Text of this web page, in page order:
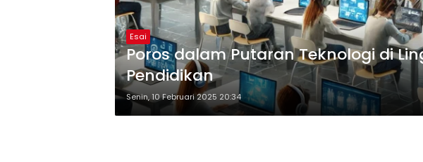
Esai
Poros dalam Putaran Teknologi di
Pendidikan
Senin, 10 Februari 2025 20:34